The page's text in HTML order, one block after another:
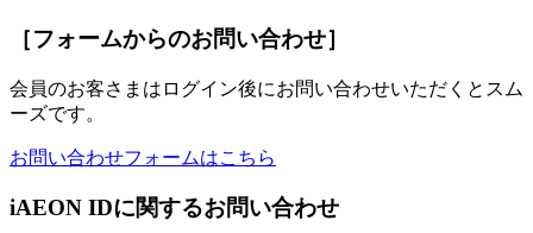
［フォームからのお問い合わせ］
会員のお客さまはログイン後にお問い合わせいただくとスム
ーズです。
お問い合わせフォームはこちら
iAEON IDに関するお問い合わせ